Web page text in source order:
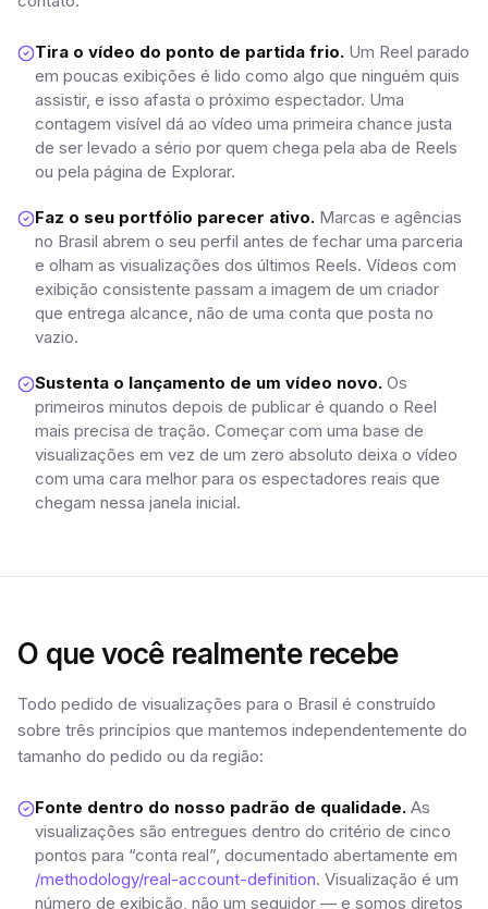
Tira o vídeo do ponto de partida frio. Um Reel parado
em poucas exibições é lido como algo que ninguém quis
assistir, e isso afasta o próximo espectador. Uma
contagem visível dá ao vídeo uma primeira chance justa
de ser levado a sério por quem chega pela aba de Reels
ou pela página de Explorar.
Faz o seu portfólio parecer ativo. Marcas e agências
no Brasil abrem o seu perfil antes de fechar uma parceria
e olham as visualizações dos últimos Reels. Vídeos com
exibição consistente passam a imagem de um criador
que entrega alcance, não de uma conta que posta no
vazio.
Sustenta o lançamento de um vídeo novo. Os
primeiros minutos depois de publicar é quando o Reel
mais precisa de tração. Começar com uma base de
visualizações em vez de um zero absoluto deixa o vídeo
com uma cara melhor para os espectadores reais que
chegam nessa janela inicial.
O que você realmente recebe
Todo pedido de visualizações para o Brasil é construído
sobre três princípios que mantemos independentemente do
tamanho do pedido ou da região:
Fonte dentro do nosso padrão de qualidade. As
visualizações são entregues dentro do critério de cinco
pontos para “conta real”, documentado abertamente em
/methodology/real-account-definition. Visualização é um
número de exibição, não um seguidor — e somos diretos